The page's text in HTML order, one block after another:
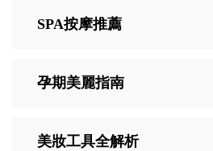
SPA按摩推薦
孕期美麗指南
美妝工具全解析